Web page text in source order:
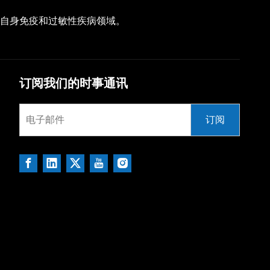
身免疫和过敏性疾病领域。
订阅我们的时事通讯
订阅